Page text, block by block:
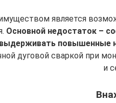
является
Основной недостаток –
повышенные
дуговой сваркой при
и